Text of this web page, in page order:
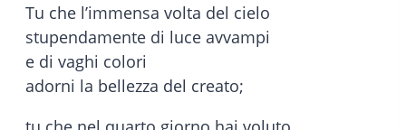
Tu che l’immensa volta del cielo
stupendamente di luce avvampi
e di vaghi colori
adorni la bellezza del creato;